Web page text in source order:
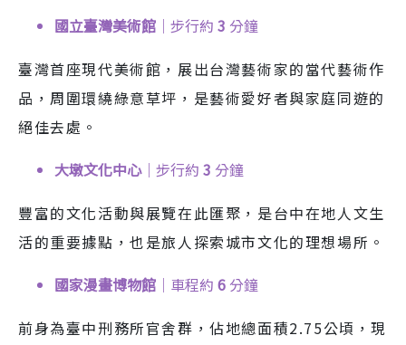
國立臺灣美術館 ｜步行約 3 分鐘
臺灣首座現代美術館，展出台灣藝術家的當代藝術作
品，周圍環繞綠意草坪，是藝術愛好者與家庭同遊的
絕佳去處。
大墩文化中心｜步行約 3 分鐘
豐富的文化活動與展覽在此匯聚，是台中在地人文生
活的重要據點，也是旅人探索城市文化的理想場所。
國家漫畫博物館 ｜車程約 6 分鐘
前身為臺中刑務所官舍群，佔地總面積2.75公頃，現